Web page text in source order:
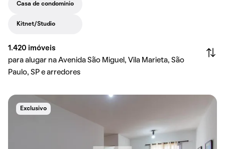
Casa de condomínio
Kitnet/Studio
1.420 imóveis
para alugar na Avenida São Miguel, Vila Marieta, São
Paulo, SP e arredores
Exclusivo